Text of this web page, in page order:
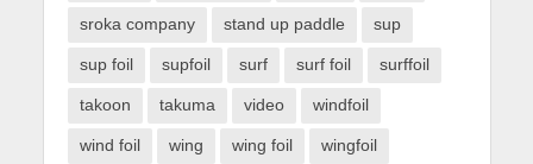
sroka company stand up paddle sup
sup foil supfoil surf surf foil surffoil
takoon takuma video windfoil
wind foil wing wing foil wingfoil